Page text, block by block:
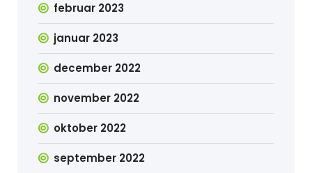
februar 2023
januar 2023
december 2022
november 2022
oktober 2022
september 2022